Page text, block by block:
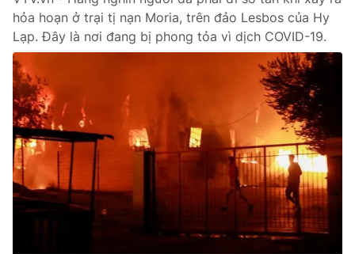
hỏa hoạn ở trại tị nạn Moria, trên đảo Lesbos của Hy
Lạp. Đây là nơi đang bị phong tỏa vì dịch COVID-19.